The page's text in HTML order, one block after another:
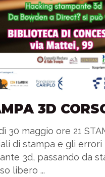
3D
30 maggio ore 21
di stampa e gli
3d, passando da
libero ...